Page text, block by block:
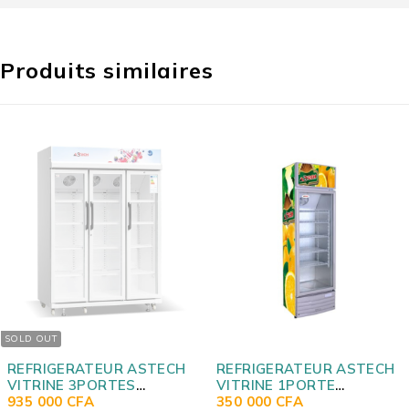
Produits similaires
SOLD OUT
REFRIGERATEUR ASTECH
VITRINE 3PORTES
FV1200TD-GR
935 000 CFA
REFRIGERATEUR ASTECH
VITRINE 1PORTE
FV384AC
350 000 CFA